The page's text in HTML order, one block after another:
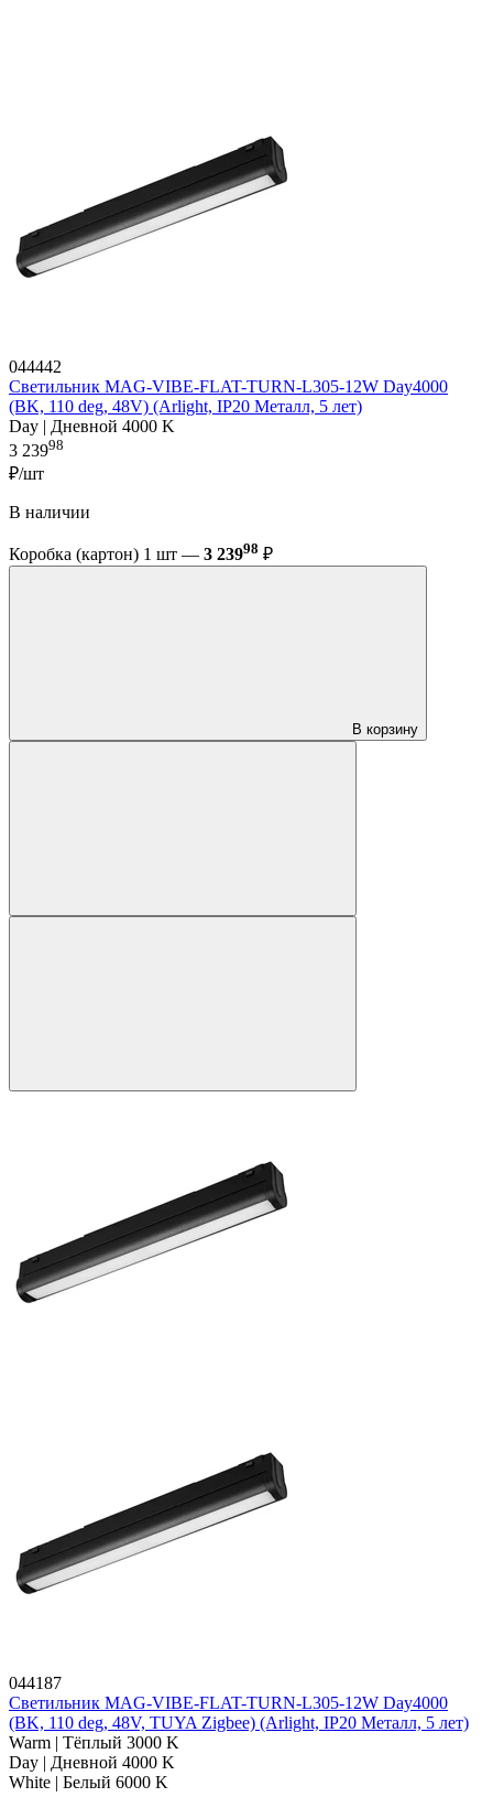
044442
Светильник MAG-VIBE-FLAT-TURN-L305-12W Day4000
(BK, 110 deg, 48V) (Arlight, IP20 Металл, 5 лет)
Day | Дневной 4000 K
3 23998
₽/шт
В наличии
Коробка (картон) 1 шт — 3 23998 ₽
В корзину
044187
Светильник MAG-VIBE-FLAT-TURN-L305-12W Day4000
(BK, 110 deg, 48V, TUYA Zigbee) (Arlight, IP20 Металл, 5 лет)
Warm | Тёплый 3000 K
Day | Дневной 4000 K
White | Белый 6000 K